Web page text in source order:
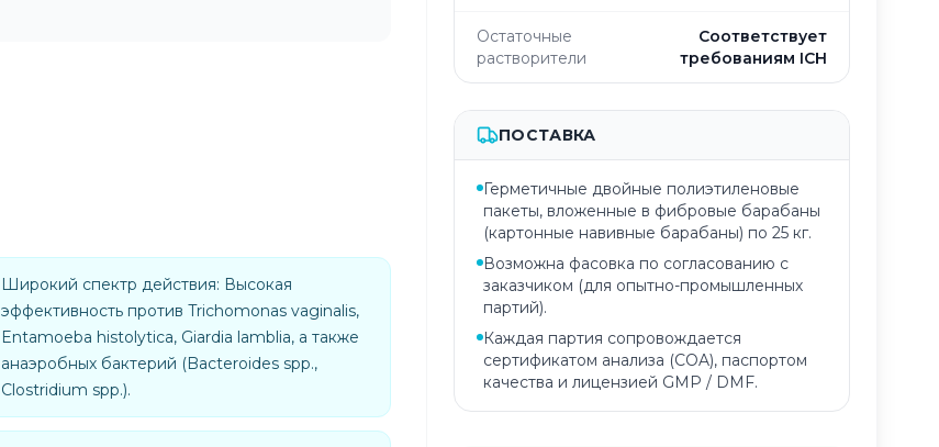
Широкий спектр действия: Высокая
эффективность против Trichomonas vaginalis,
Entamoeba histolytica, Giardia lamblia, а также
анаэробных бактерий (Bacteroides spp.,
Clostridium spp.).
Остаточные
растворители
Соответствует
требованиям ICH
ПОСТАВКА
Герметичные двойные полиэтиленовые
пакеты, вложенные в фибровые барабаны
(картонные навивные барабаны) по 25 кг.
Возможна фасовка по согласованию с
заказчиком (для опытно-промышленных
партий).
Каждая партия сопровождается
сертификатом анализа (COA), паспортом
качества и лицензией GMP / DMF.